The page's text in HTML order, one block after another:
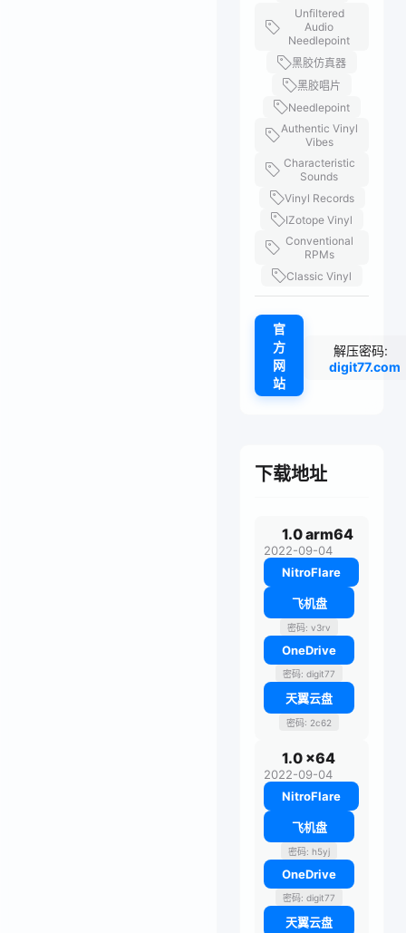
Unfiltered
Audio
Needlepoint
黑胶仿真器
黑胶唱片
Needlepoint
Authentic Vinyl
Vibes
Characteristic
Sounds
Vinyl Records
IZotope Vinyl
Conventional
RPMs
Classic Vinyl
官
方
网
站
解压密码:
digit77.com
下载地址
1.0 arm64
2022-09-04
NitroFlare
飞机盘
密码: v3rv
OneDrive
密码: digit77
天翼云盘
密码: 2c62
1.0 x64
2022-09-04
NitroFlare
飞机盘
密码: h5yj
OneDrive
密码: digit77
天翼云盘